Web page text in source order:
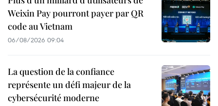
Weixin Pay pourront payer par QR
code au Vietnam
06/08/2026 09:04
La question de la confiance
représente un défi majeur de la
cybersécurité moderne